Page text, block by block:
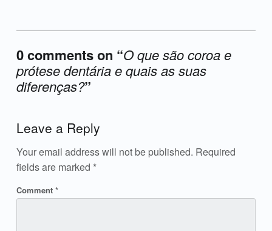
0 comments on “O que são coroa e
prótese dentária e quais as suas
diferenças?”
Leave a Reply
Your email address will not be published. Required
fields are marked *
Comment *